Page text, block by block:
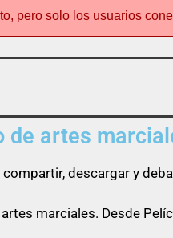
pero solo los usuarios
de artes
compartir, descargar y
marciales. Desde